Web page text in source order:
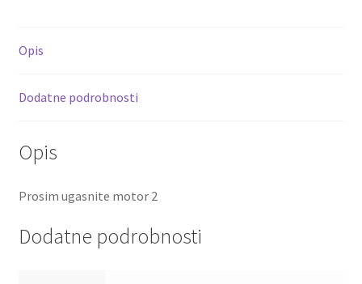
Opis
Dodatne podrobnosti
Opis
Prosim ugasnite motor 2
Dodatne podrobnosti